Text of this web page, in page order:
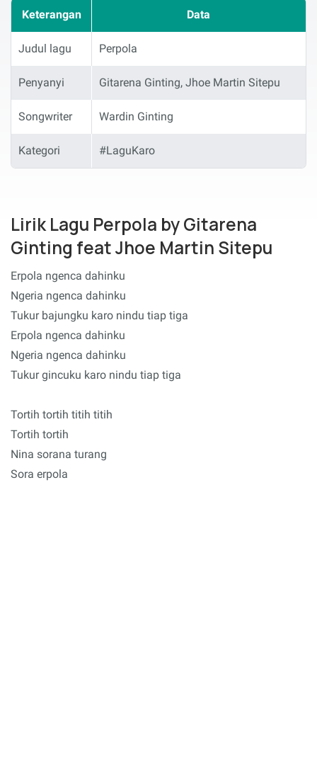
Keterangan Data
Judul lagu Perpola
Penyanyi Gitarena Ginting, Jhoe Martin Sitepu
Songwriter Wardin Ginting
Kategori #LaguKaro
Lirik Lagu Perpola by Gitarena
Ginting feat Jhoe Martin Sitepu
Erpola ngenca dahinku
Ngeria ngenca dahinku
Tukur bajungku karo nindu tiap tiga
Erpola ngenca dahinku
Ngeria ngenca dahinku
Tukur gincuku karo nindu tiap tiga
Tortih tortih titih titih
Tortih tortih
Nina sorana turang
Sora erpola